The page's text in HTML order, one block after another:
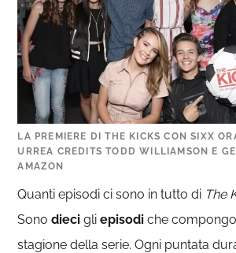
LA PREMIERE DI THE KICKS CON SIXX
URREA CREDITS TODD WILLIAMSON E
AMAZON
Quanti episodi ci sono in tutto di The
Sonodieci gliepisodi che
stagione della serie. Ogni puntata